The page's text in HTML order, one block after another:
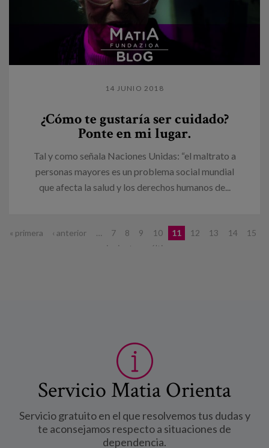
14 JUNIO 2018
¿Cómo te gustaría ser cuidado?
Ponte en mi lugar.
Tal y como señala Naciones Unidas: “el maltrato a
personas mayores es un problema social mundial
que afecta la salud y los derechos humanos de...
Páginas
« primera ‹ anterior … 7 8 9 10 11 12 13 14
15
siguiente › última »
Servicio Matia Orienta
Servicio gratuito en el que resolvemos tus dudas y
te aconsejamos respecto a situaciones de
dependencia.